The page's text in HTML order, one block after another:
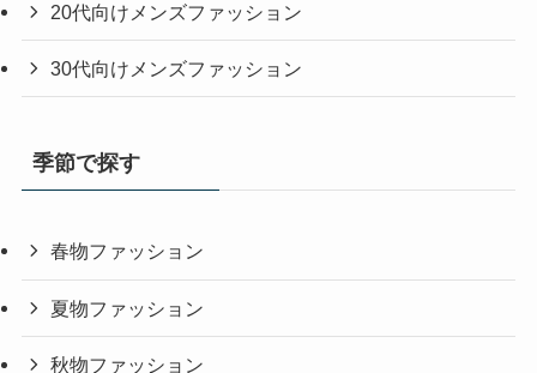
20代向けメンズファッション
30代向けメンズファッション
季節で探す
春物ファッション
夏物ファッション
秋物ファッション